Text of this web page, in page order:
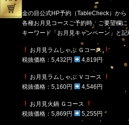
金の目公式HP予約（TableCheck）から
各種お月見コースご予約時、ご要望欄に
キーワード「お月見キャンペーン」と記
お月見ラムしゃぶ Ｇコース
税抜価格：5,432円
4,819円
お月見ラムしゃぶ Ｖコース
税抜価格：5,160円
4,546円
お月見火鍋 Ｇコース
税抜価格：5,869円
5,255円